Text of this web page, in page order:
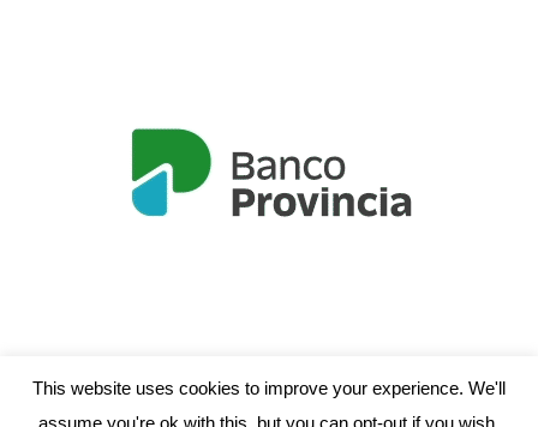
This website uses cookies to improve your experience. We'll
assume you're ok with this, but you can opt-out if you wish.